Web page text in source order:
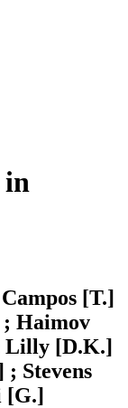
in
[T.]
Haimov
Lilly [D.K.]
Stevens
[G.]